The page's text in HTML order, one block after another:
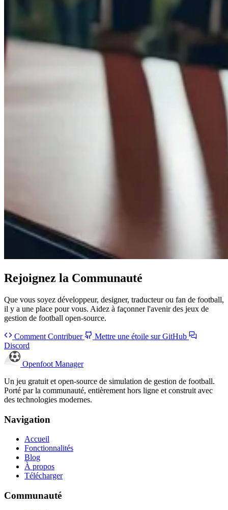
Rejoignez la Communauté
Que vous soyez développeur, designer, traducteur ou fan de football,
il y a une place pour vous. Aidez à façonner l'avenir des jeux de
gestion de football open-source.
Comment Contribuer
Mettre une étoile sur GitHub
Discord
Openfoot Manager
Un jeu gratuit et open-source de simulation de gestion de football.
Porté par la communauté, entièrement hors ligne et construit avec
des technologies modernes.
Navigation
Accueil
Fonctionnalités
Blog
À propos
Télécharger
Communauté